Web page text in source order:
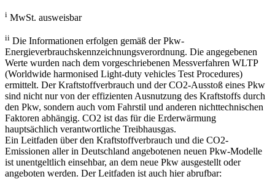
i MwSt. ausweisbar
ii Die Informationen erfolgen gemäß der Pkw-
Energieverbrauchskennzeichnungsverordnung. Die angegebenen
Werte wurden nach dem vorgeschriebenen Messverfahren WLTP
(Worldwide harmonised Light-duty vehicles Test Procedures)
ermittelt. Der Kraftstoffverbrauch und der CO2-Ausstoß eines Pkw
sind nicht nur von der effizienten Ausnutzung des Kraftstoffs durch
den Pkw, sondern auch vom Fahrstil und anderen nichttechnischen
Faktoren abhängig. CO2 ist das für die Erderwärmung
hauptsächlich verantwortliche Treibhausgas.
Ein Leitfaden über den Kraftstoffverbrauch und die CO2-
Emissionen aller in Deutschland angebotenen neuen Pkw-Modelle
ist unentgeltlich einsehbar, an dem neue Pkw ausgestellt oder
angeboten werden. Der Leitfaden ist auch hier abrufbar: